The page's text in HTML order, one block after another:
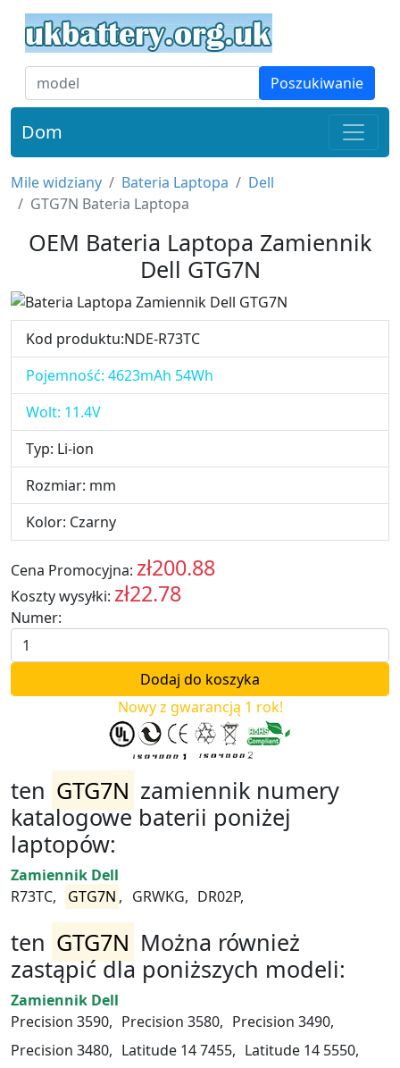
Poszukiwanie
Dom
Mile widziany Bateria Laptopa
Dell
GTG7N Bateria Laptopa
OEM Bateria Laptopa Zamiennik
Dell GTG7N
Kod produktu:NDE-R73TC
Pojemność: 4623mAh 54Wh
Wolt: 11.4V
Typ: Li-ion
Rozmiar: mm
Kolor: Czarny
Cena Promocyjna: zł200.88
Koszty wysyłki: zł22.78
Numer:
Nowy z gwarancją 1 rok!
ten GTG7N zamiennik numery
katalogowe baterii poniżej
laptopów:
Zamiennik Dell
R73TC,
GTG7N , GRWKG, DR02P,
ten GTG7N Można również
zastąpić dla poniższych modeli:
Zamiennik Dell
Precision 3590, Precision 3580, Precision 3490,
Precision 3480, Latitude 14 7455, Latitude 14 5550,